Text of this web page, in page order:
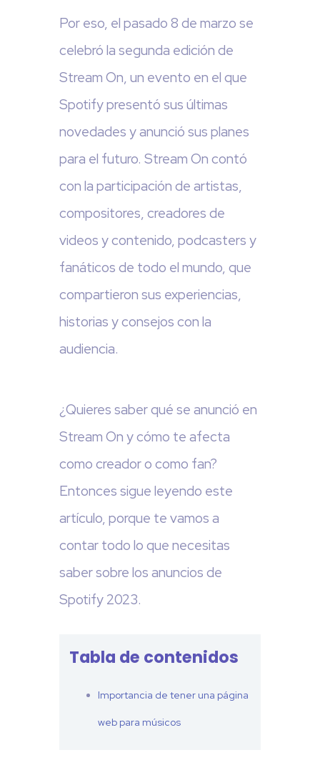
Por eso, el pasado 8 de marzo se
celebró la segunda edición de
Stream On, un evento en el que
Spotify presentó sus últimas
novedades y anunció sus planes
para el futuro. Stream On contó
con la participación de artistas,
compositores, creadores de
videos y contenido, podcasters y
fanáticos de todo el mundo, que
compartieron sus experiencias,
historias y consejos con la
audiencia.
¿Quieres saber qué se anunció en
Stream On y cómo te afecta
como creador o como fan?
Entonces sigue leyendo este
artículo, porque te vamos a
contar todo lo que necesitas
saber sobre los anuncios de
Spotify 2023.
Tabla de contenidos
Importancia de tener una página
web para músicos